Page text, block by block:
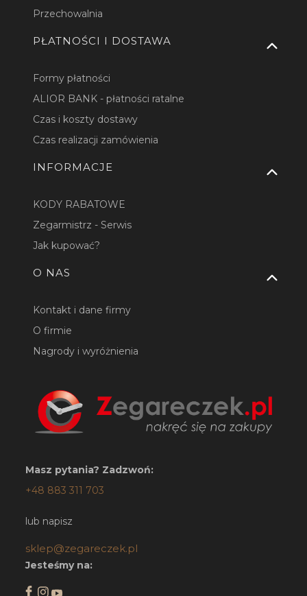
Przechowalnia
PŁATNOŚCI I DOSTAWA
Formy płatności
ALIOR BANK - płatności ratalne
Czas i koszty dostawy
Czas realizacji zamówienia
INFORMACJE
KODY RABATOWE
Zegarmistrz - Serwis
Jak kupować?
O NAS
Kontakt i dane firmy
O firmie
Nagrody i wyróżnienia
Masz pytania? Zadzwoń:
+48 883 311 703
lub napisz
sklep@zegareczek.pl
Jesteśmy na: